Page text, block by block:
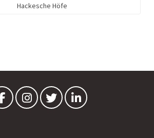
Hackesche Höfe